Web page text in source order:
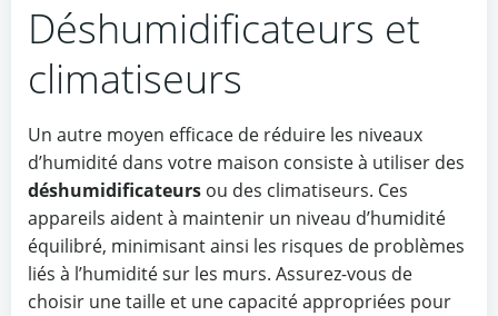
Déshumidificateurs et
climatiseurs
Un autre moyen efficace de réduire les niveaux
d’humidité dans votre maison consiste à utiliser des
déshumidificateurs ou des climatiseurs. Ces
appareils aident à maintenir un niveau d’humidité
équilibré, minimisant ainsi les risques de problèmes
liés à l’humidité sur les murs. Assurez-vous de
choisir une taille et une capacité appropriées pour